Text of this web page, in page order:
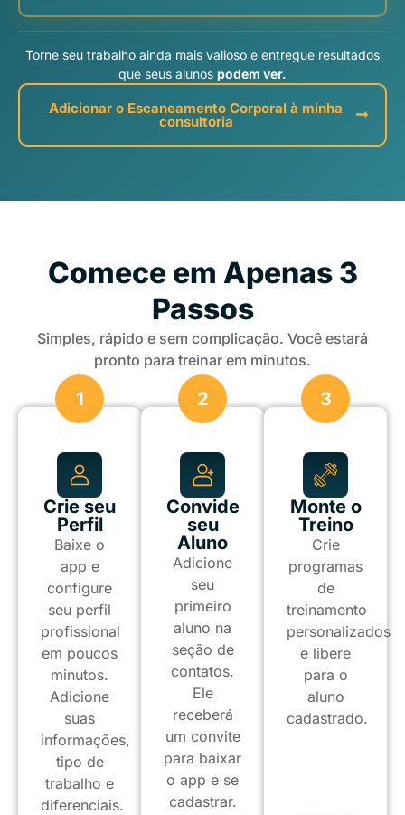
Torne seu trabalho ainda mais valioso e entregue resultados
que seus alunos podem ver.
Adicionar o Escaneamento Corporal à minha
consultoria
Comece em Apenas 3
Passos
Simples, rápido e sem complicação. Você estará
pronto para treinar em minutos.
1
Crie seu
Perfil
Baixe o
app e
configure
seu perfil
profissional
em poucos
minutos.
Adicione
suas
informações,
tipo de
trabalho e
diferenciais.
2
Convide
seu
Aluno
Adicione
seu
primeiro
aluno na
seção de
contatos.
Ele
receberá
um convite
para baixar
o app e se
cadastrar.
3
Monte o
Treino
Crie
programas
de
treinamento
personalizados
e libere
para o
aluno
cadastrado.